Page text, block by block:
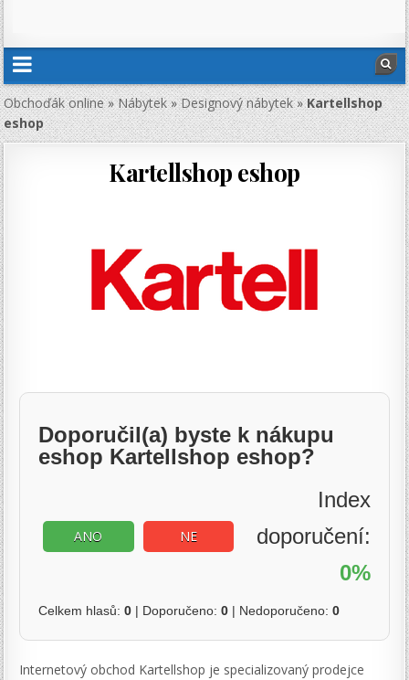
Obchoďák online»Nábytek»Designový nábytek»Kartellshop
eshop
Kartellshop eshop
Doporučil(a) byste k nákupu
eshop Kartellshop eshop?
ANO NE
Index
doporučení:
0%
Celkem hlasů:0 | Doporučeno:0 | Nedoporučeno:0
Internetový obchod Kartellshop je specializovaný prodejce